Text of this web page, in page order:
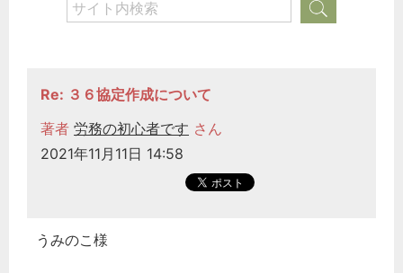
Re: ３６協定作成について
著者 労務の初心者です さん
2021年11月11日 14:58
うみのこ様